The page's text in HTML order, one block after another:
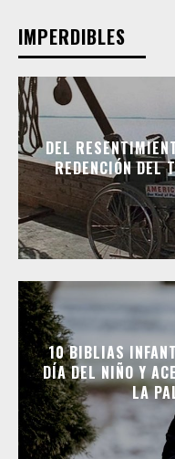
IMPERDIBLES
DEL
REDENCIÓN DEL
10 BIBLIAS
DÍA DEL NIÑO Y
LA